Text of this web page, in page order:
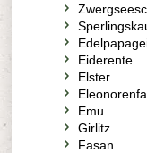
Eiderente
Elster
Emu
Girlitz
Fasan